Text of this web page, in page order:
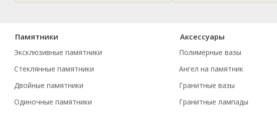
Памятники
Эксклюзивные памятники
Стеклянные памятники
Двойные памятники
Одиночные памятники
Аксессуары
Полимерные вазы
Ангел на памятник
Гранитные вазы
Гранитные лампады